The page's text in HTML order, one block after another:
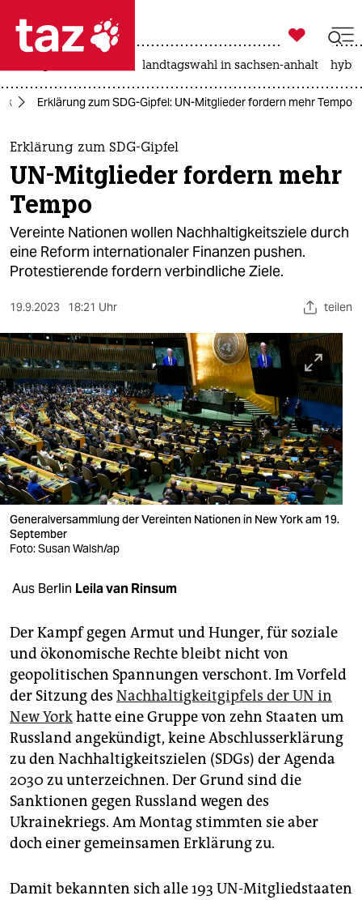
 taz zahl ich
taz zahl ich
themen
politik
öko
gesellschaft
sport
berlin
nord
wahrheit
verlag
verlag
veranstaltungen
unterstützen
genossenschaft
epaper login

taz zahl ich
landtagswahl in sachsen-anhalt
Erklärung zum SDG-Gipfel: UN-Mitglieder fordern mehr Tempo
Erklärung zum SDG-Gipfel
UN-Mitglieder fordern mehr
Tempo
Vereinte Nationen wollen Nachhaltigkeitsziele durch
eine Reform internationaler Finanzen pushen.
Protestierende fordern verbindliche Ziele.
19.9.2023 18:21 Uhr teilen
Generalversammlung der Vereinten Nationen in New York am 19.
September
Foto: Susan Walsh/ap
Aus Berlin Leila van Rinsum
Der Kampf gegen Armut und Hunger, für soziale
und ökonomische Rechte bleibt nicht von
geopolitischen Spannungen verschont. Im Vorfeld
der Sitzung des Nachhaltigkeitgipfels der UN in
New Yorkhatte eine Gruppe von zehn Staaten um
Russland angekündigt, keine Abschlusserklärung
zu den Nachhaltigkeitszielen (SDGs) der Agenda
2030 zu unterzeichnen. Der Grund sind die
Sanktionen gegen Russland wegen des
Ukrainekriegs. Am Montag stimmten sie aber
doch einer gemeinsamen Erklärung zu.
Damit bekannten sich alle 193 UN-Mitgliedstaaten